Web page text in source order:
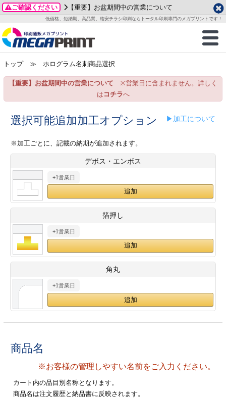
ご確認ください 【重要】お盆期間中の営業について
低価格、短納期、高品質、格安チラシ印刷ならトータル印刷専門のメガプリントです！
商品一覧
グッズ
ステッカー
ックカード印刷
業ツール印刷
＆盛り上げ印刷
ご利用ガイド
お客様へ
いて
方法
/送料について
刷
カード印刷
ックカード名刺
ムカード
型マル型印刷
ード印刷
刷
印刷
印刷
フォルダー
ファイル印刷
データ作成ガイド
成前に
ガイド
加工指示ガイド
テンプレート
ード印刷
名刺印刷
ックカード
ード印刷
印刷
形マル型
印刷
刷
ムカード印刷
一覧
わせ
り
プル請求
2026年 8月
月
火 水 木 金
土
1
3
4 5 6 7
8
15
24
25 26 27
29
金
土
1
2 3
9 10 11
12
14
15 16 17 18
19
26
28
29 30
・・休業日
トップ≫ ホログラム名刺商品選択
【重要】お盆期間中の営業について ※営業日に含まれません。詳しく
は コチラへ
選択可能追加加工オプション ▶加工について
※加工ごとに、記載の納期が追加されます。
デボス・エンボス
+1営業日
箔押し
+1営業日
角丸
+1営業日
商品名
※お客様の管理しやすい名前をご入力ください。
カート内の品目別名称となります。
商品名は注文履歴と納品書に反映されます。